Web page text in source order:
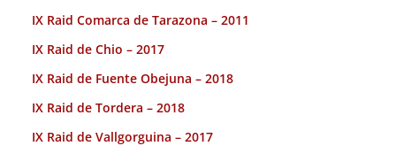
IX Raid Comarca de Tarazona – 2011
IX Raid de Chio – 2017
IX Raid de Fuente Obejuna – 2018
IX Raid de Tordera – 2018
IX Raid de Vallgorguina – 2017